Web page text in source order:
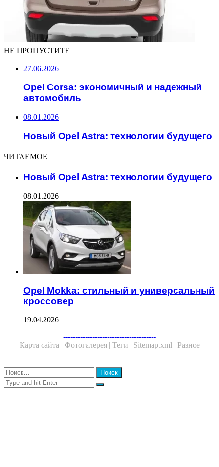
НЕ ПРОПУСТИТЕ
27.06.2026
Opel Corsa: экономичный и надежный
автомобиль
08.01.2026
Новый Opel Astra: технологии будущего
ЧИТАЕМОЕ
Новый Opel Astra: технологии будущего
08.01.2026
Opel Mokka: стильный и универсальный
кроссовер
19.04.2026
--------------------------------------
Карта сайта | Фотогалерея | Теги | Sitemap.xml | Разное
Close
Найти:
Close
Search